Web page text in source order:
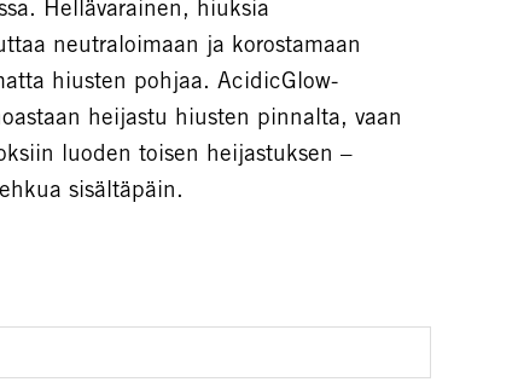
Hellävarainen, hiuksia
neutraloimaan ja korostamaan
hiusten pohjaa. AcidicGlow-
heijastu hiusten pinnalta, vaan
luoden toisen heijastuksen –
sisältäpäin.